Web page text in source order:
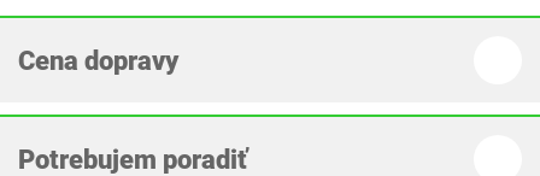
Cena dopravy
Potrebujem poradiť